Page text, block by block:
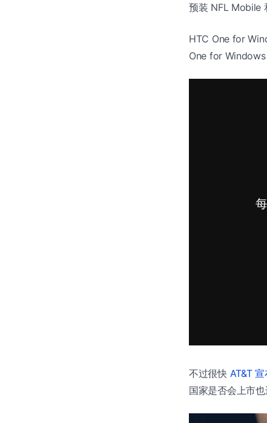
预装 NFL Mobile
HTC One for
One for Windows
不过很快 AT&T
国家是否会上市